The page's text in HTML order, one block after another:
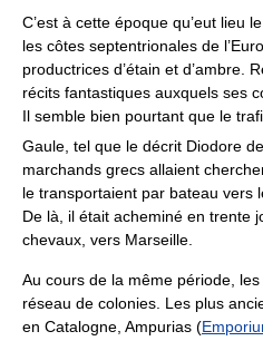
C’est à cette époque qu’eut lieu
les côtes septentrionales de
productrices d’étain et d’ambre.
récits fantastiques auxquels ses
Il semble bien pourtant que le
Gaule, tel que le décrit Diodore
marchands grecs allaient
le transportaient par bateau vers
De là, il était acheminé en trente
chevaux, vers Marseille.
Au cours de la même période,
réseau de colonies. Les plus
en Catalogne, Ampurias (